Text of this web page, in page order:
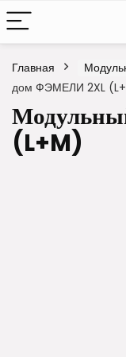
Главная
дом ФЭМЕЛИ 2XL
(L+M)